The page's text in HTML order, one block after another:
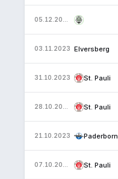
03.11.2023 Elversberg
31.10.2023 St. Pauli
St. Pauli
21.10.2023 Paderborn
St. Pauli